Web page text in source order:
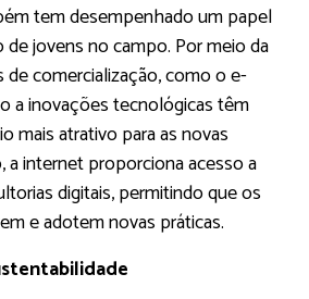
tem desempenhado um papel
jovens no campo. Por meio da
comercialização, como o e-
a inovações tecnológicas têm
mais atrativo para as novas
a internet proporciona acesso a
digitais, permitindo que os
e adotem novas práticas.